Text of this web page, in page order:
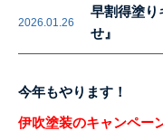
2026.01.26
早割得塗り
せ』
今年もやります！
伊吹塗装のキャンペー